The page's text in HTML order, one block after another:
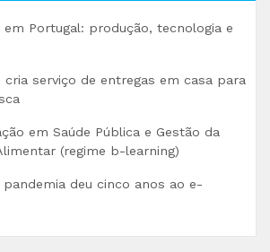
em Portugal: produção, tecnologia e
cria serviço de entregas em casa para
em Saúde Pública e Gestão da
(regime b-learning)
pandemia deu cinco anos ao e-